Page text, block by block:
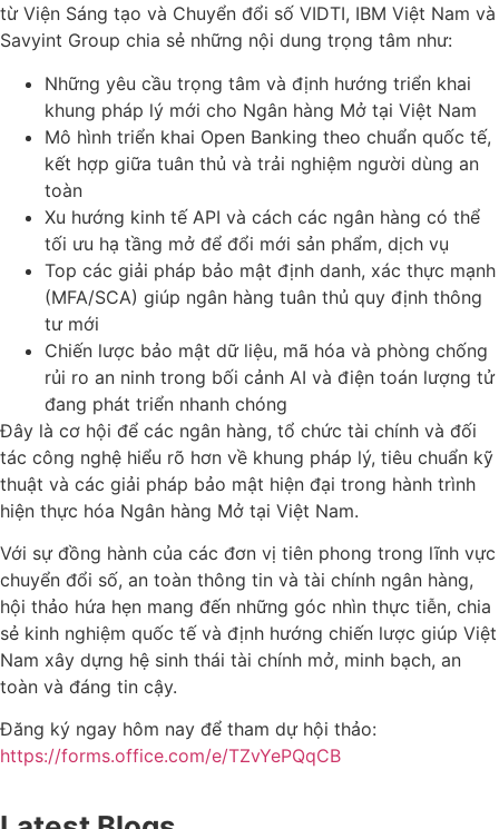
từ Viện Sáng tạo và Chuyển đổi số VIDTI, IBM Việt Nam và
Savyint Group chia sẻ những nội dung trọng tâm như:
Những yêu cầu trọng tâm và định hướng triển khai
khung pháp lý mới cho Ngân hàng Mở tại Việt Nam
Mô hình triển khai Open Banking theo chuẩn quốc tế,
kết hợp giữa tuân thủ và trải nghiệm người dùng an
toàn
Xu hướng kinh tế API và cách các ngân hàng có thể
tối ưu hạ tầng mở để đổi mới sản phẩm, dịch vụ
Top các giải pháp bảo mật định danh, xác thực mạnh
(MFA/SCA) giúp ngân hàng tuân thủ quy định thông
tư mới
Chiến lược bảo mật dữ liệu, mã hóa và phòng chống
rủi ro an ninh trong bối cảnh AI và điện toán lượng tử
đang phát triển nhanh chóng
Đây là cơ hội để các ngân hàng, tổ chức tài chính và đối
tác công nghệ hiểu rõ hơn về khung pháp lý, tiêu chuẩn kỹ
thuật và các giải pháp bảo mật hiện đại trong hành trình
hiện thực hóa Ngân hàng Mở tại Việt Nam.
Với sự đồng hành của các đơn vị tiên phong trong lĩnh vực
chuyển đổi số, an toàn thông tin và tài chính ngân hàng,
hội thảo hứa hẹn mang đến những góc nhìn thực tiễn, chia
sẻ kinh nghiệm quốc tế và định hướng chiến lược giúp Việt
Nam xây dựng hệ sinh thái tài chính mở, minh bạch, an
toàn và đáng tin cậy.
Đăng ký ngay hôm nay để tham dự hội thảo:
https://forms.office.com/e/TZvYePQqCB